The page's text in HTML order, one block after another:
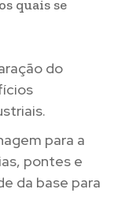
quais se
do
para a
pontes e
da base para